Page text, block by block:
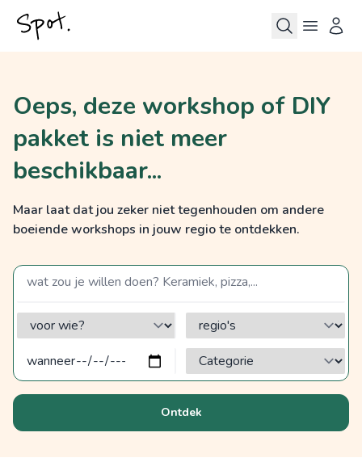
Oeps, deze workshop of DIY
pakket is niet meer
beschikbaar...
Maar laat dat jou zeker niet tegenhouden om andere
boeiende workshops in jouw regio te ontdekken.
zoek op een term
voor wie? regio's
Categorie?
Ontdek